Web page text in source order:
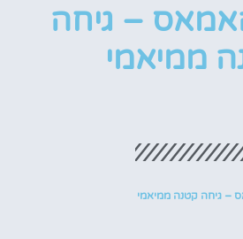
– גיחה
ממיאמי
– גיחה קטנה ממיאמי